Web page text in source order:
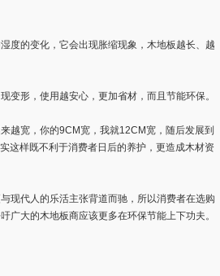
度的变化，它会出现胀缩现象，木地板越长、越
形，使用越安心，更加省材，而且节能环保。
越宽，你的9CM宽，我就12CM宽，随后发展到
这样既不利于消费者日后的养护，更造成木材资
代人的乐活主张背道而驰，所以消费者在选购
广大的木地板商应该更多在环保节能上下功夫。